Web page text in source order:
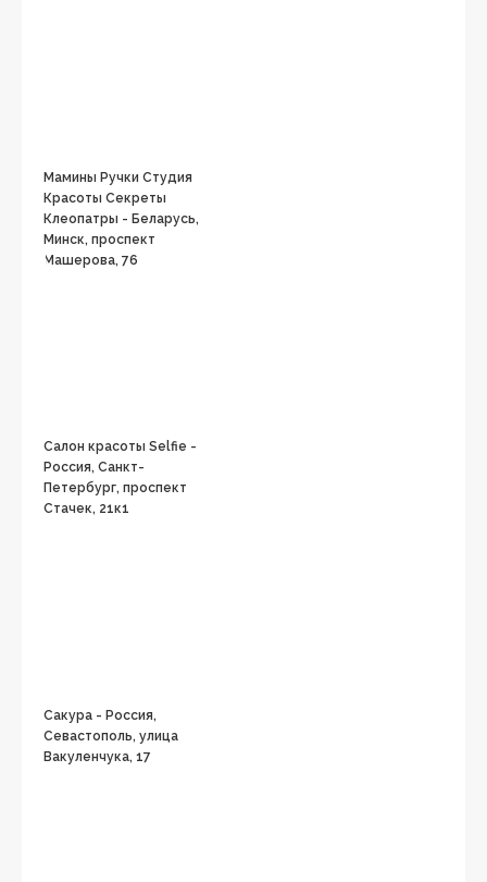
Мамины Ручки Студия
Красоты Секреты
Клеопатры - Беларусь,
Минск, проспект
Машерова, 76
Салон красоты Selfie -
Россия, Санкт-
Петербург, проспект
Стачек, 21к1
Сакура - Россия,
Севастополь, улица
Вакуленчука, 17